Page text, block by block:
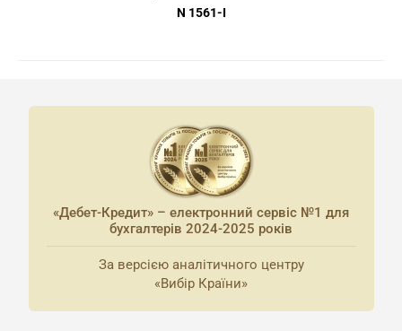
N 1561-I
«Дебет-Кредит» – електронний сервіс №1 для
бухгалтерів 2024-2025 років
За версією аналітичного центру
«Вибір Країни»